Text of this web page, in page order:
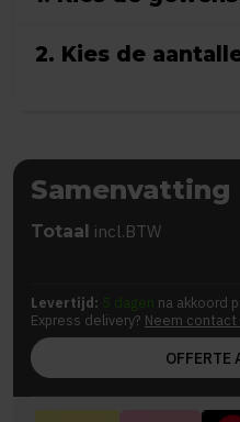
2. Kies de
Samenvatting
Totaal incl.BTW
Levertijd: 5 dagen na akkoord
Express delivery? Neem contact
OFFERTE